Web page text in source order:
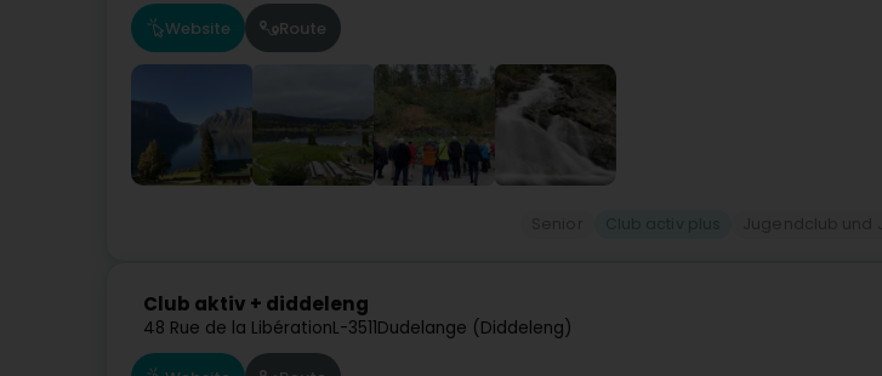
Website Route
Club aktiv + diddeleng
48 Rue de la LibérationL-3511Dudelange (Diddeleng)